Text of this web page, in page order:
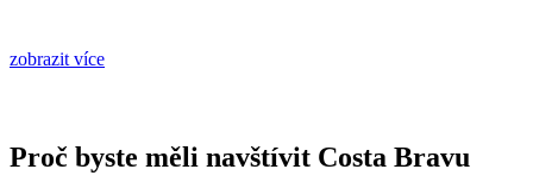
zobrazit více
Proč byste měli navštívit Costa Bravu